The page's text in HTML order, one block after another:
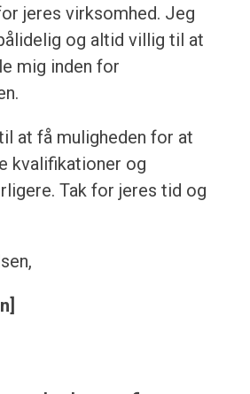
jeres virksomhed. Jeg
og altid villig til at
mig inden for
at få muligheden for at
kvalifikationer og
Tak for jeres tid og